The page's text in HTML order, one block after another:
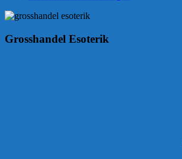
Grosshandel Esoterik